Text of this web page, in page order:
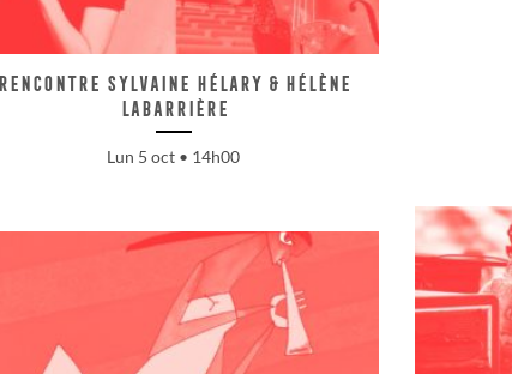
Rencontre Sylvaine Hélary & Hélène
Labarrière
Lun 5 oct • 14h00